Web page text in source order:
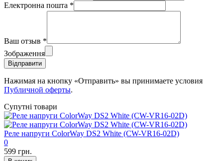
Електронна пошта *
Ваш отзыв *
Зображення
Відправити
Нажимая на кнопку «Отправить» вы принимаете условия
Публичной оферты.
Супутні товари
Реле напруги ColorWay DS2 White (CW-VR16-02D)
0
599 грн.